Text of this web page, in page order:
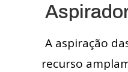
A aspiração
recurso